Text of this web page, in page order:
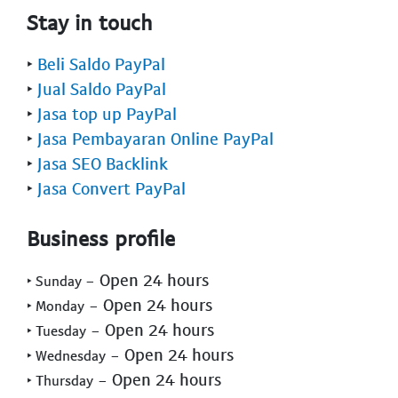
Stay in touch
‣ Beli Saldo PayPal
‣ Jual Saldo PayPal
‣ Jasa top up PayPal
‣ Jasa Pembayaran Online PayPal
‣ Jasa SEO Backlink
‣ Jasa Convert PayPal
Business profile
‣ Sunday - Open 24 hours
‣ Monday - Open 24 hours
‣ Tuesday - Open 24 hours
‣ Wednesday - Open 24 hours
‣ Thursday - Open 24 hours